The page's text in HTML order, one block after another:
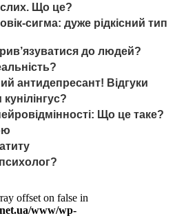
Що це?
сигма: дуже рідкісний тип
до людей?
антидепресант! Відгуки
Що це таке?
offset on false in
www/wp-